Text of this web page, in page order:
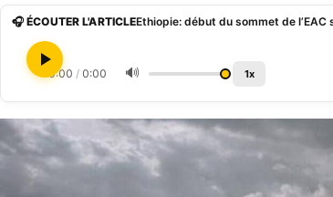
🎧 ÉCOUTER L'ARTICLEEthiopie: début du sommet de
0:00 / 0:00 🔊 1x